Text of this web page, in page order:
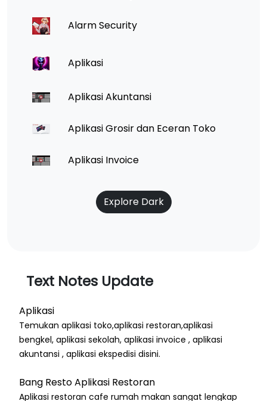
Alarm Security
Aplikasi
Aplikasi Akuntansi
Aplikasi Grosir dan Eceran Toko
Aplikasi Invoice
Explore Dark
Text Notes Update
Aplikasi
Temukan aplikasi toko,aplikasi restoran,aplikasi
bengkel, aplikasi sekolah, aplikasi invoice , aplikasi
akuntansi , aplikasi ekspedisi disini.
Bang Resto Aplikasi Restoran
Aplikasi restoran cafe rumah makan sangat lengkap